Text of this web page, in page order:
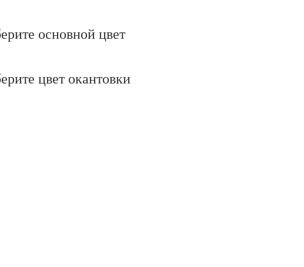
oсновной цвет
цвет окантовки